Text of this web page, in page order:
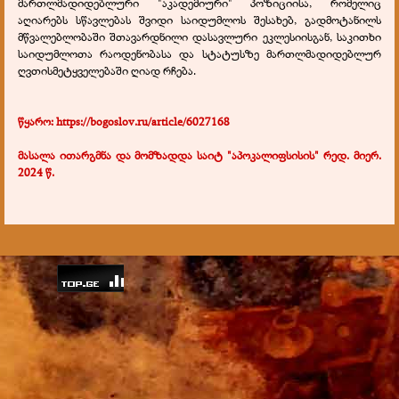
აღიარებს სწავლებას შვიდი საიდუმლოს შესახებ, გადმოტანილს
მწვალებლობაში შთავარდნილი დასავლური ეკლესიისგან, საკითხი
საიდუმლოთა რაოდენობასა და სტატუსზე მართლმადიდებლურ
ღვთისმეტყველებაში ღიად რჩება.
წყარო: https://bogoslov.ru/article/6027168
მასალა ითარგმნა და მომზადდა საიტ "აპოკალიფსისის" რედ. მიერ.
2024 წ.